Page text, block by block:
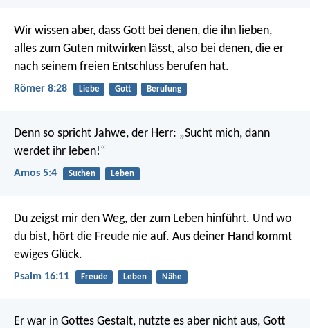
Wir wissen aber, dass Gott bei denen, die ihn lieben,
alles zum Guten mitwirken lässt, also bei denen, die er
nach seinem freien Entschluss berufen hat.
Römer 8:28 Liebe Gott Berufung
Denn so spricht Jahwe, der Herr: „Sucht mich, dann
werdet ihr leben!“
Amos 5:4 Suchen Leben
Du zeigst mir den Weg, der zum Leben hinführt. Und wo
du bist, hört die Freude nie auf. Aus deiner Hand kommt
ewiges Glück.
Psalm 16:11 Freude Leben Nähe
Er war in Gottes Gestalt, nutzte es aber nicht aus, Gott